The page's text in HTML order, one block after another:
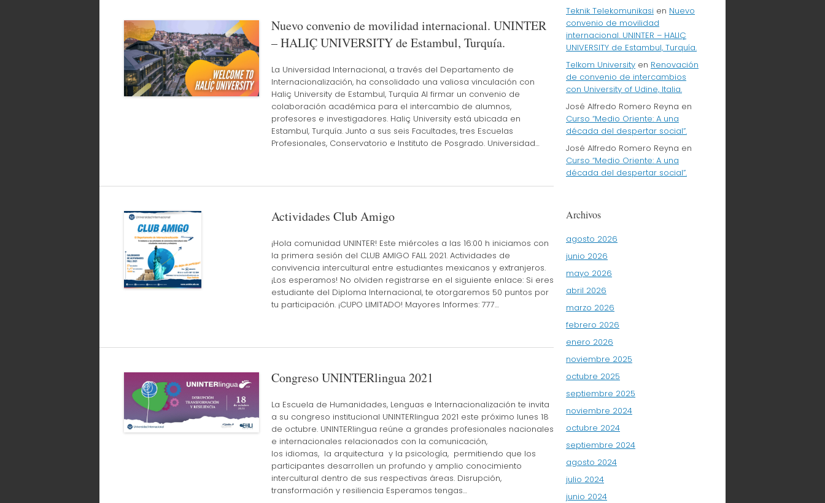
Nuevo convenio de movilidad internacional. UNINTER
– HALIÇ UNIVERSITY de Estambul, Turquía.
La Universidad Internacional, a través del Departamento de
Internacionalización, ha consolidado una valiosa vinculación con
Haliç University de Estambul, Turquía Al firmar un convenio de
colaboración académica para el intercambio de alumnos,
profesores e investigadores. Haliç University está ubicada en
Estambul, Turquía. Junto a sus seis Facultades, tres Escuelas
Profesionales, Conservatorio e Instituto de Posgrado. Universidad…
Actividades Club Amigo
¡Hola comunidad UNINTER! Este miércoles a las 16:00 h iniciamos con
la primera sesión del CLUB AMIGO FALL 2021. Actividades de
convivencia intercultural entre estudiantes mexicanos y extranjeros.
¡Los esperamos! No olviden registrarse en el siguiente enlace: Si eres
estudiante del Diploma Internacional, te otorgaremos 50 puntos por
tu participación. ¡CUPO LIMITADO! Mayores Informes: 777…
Congreso UNINTERlingua 2021
La Escuela de Humanidades, Lenguas e Internacionalización te invita
a su congreso institucional UNINTERlingua 2021 este próximo lunes 18
de octubre. UNINTERlingua reúne a grandes profesionales nacionales
e internacionales relacionados con la comunicación,
los idiomas, la arquitectura y la psicología, permitiendo que los
participantes desarrollen un profundo y amplio conocimiento
intercultural dentro de sus respectivas áreas. Disrupción,
transformación y resiliencia Esperamos tengas…
Teknik Telekomunikasi en Nuevo
convenio de movilidad
internacional. UNINTER – HALIÇ
UNIVERSITY de Estambul, Turquía.
Telkom University en Renovación
de convenio de intercambios
con University of Udine, Italia.
José Alfredo Romero Reyna en
Curso “Medio Oriente: A una
década del despertar social”.
José Alfredo Romero Reyna en
Curso “Medio Oriente: A una
década del despertar social”.
Archivos
agosto 2026
junio 2026
mayo 2026
abril 2026
marzo 2026
febrero 2026
enero 2026
noviembre 2025
octubre 2025
septiembre 2025
noviembre 2024
octubre 2024
septiembre 2024
agosto 2024
julio 2024
junio 2024